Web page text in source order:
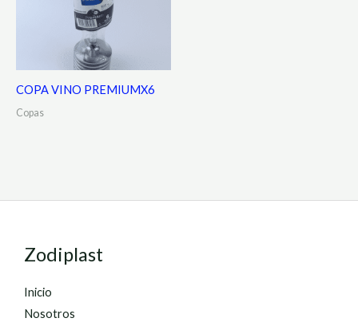
COPA VINO PREMIUMX6
Copas
Zodiplast
Inicio
Nosotros